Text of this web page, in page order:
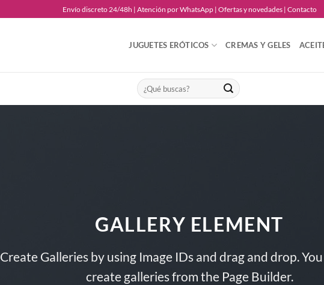
Envío discreto 24/48h | Atención por WhatsApp | Ofertas y novedades | Contacto
JUGUETES ERÓTICOS CREMAS Y GELES
Buscar
por:
GALLERY ELEMENT
Create Galleries by using Image IDs and drag and drop.
create galleries from the Page Builder.